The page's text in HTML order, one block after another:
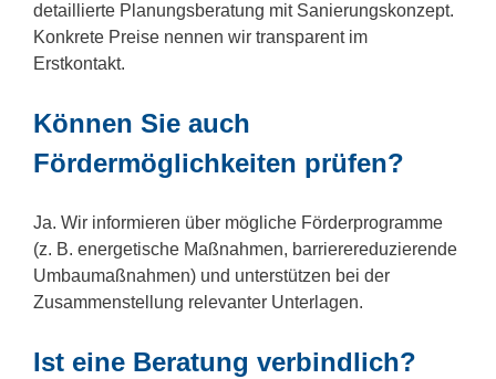
detaillierte Planungsberatung mit Sanierungskonzept.
Konkrete Preise nennen wir transparent im
Erstkontakt.
Können Sie auch
Fördermöglichkeiten prüfen?
Ja. Wir informieren über mögliche Förderprogramme
(z. B. energetische Maßnahmen, barrierereduzierende
Umbaumaßnahmen) und unterstützen bei der
Zusammenstellung relevanter Unterlagen.
Ist eine Beratung verbindlich?